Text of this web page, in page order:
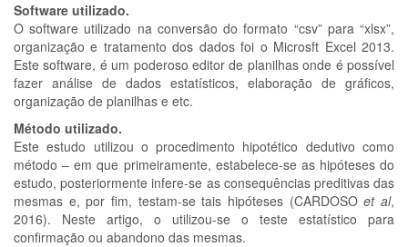
Software utilizado.
O software utilizado na conversão do formato “csv” para “xlsx”,
organização e tratamento dos dados foi o Microsft Excel 2013.
Este software, é um poderoso editor de planilhas onde é possível
fazer análise de dados estatísticos, elaboração de gráficos,
organização de planilhas e etc.
Método utilizado.
Este estudo utilizou o procedimento hipotético dedutivo como
método – em que primeiramente, estabelece-se as hipóteses do
estudo, posteriormente infere-se as consequências preditivas das
mesmas e, por fim, testam-se tais hipóteses (CARDOSOet al,
2016). Neste artigo, o utilizou-se o teste estatístico para
confirmação ou abandono das mesmas.